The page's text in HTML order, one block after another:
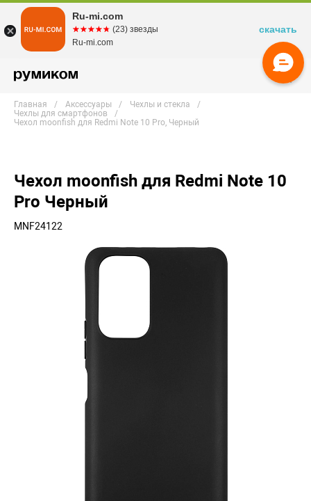
Главная Аксессуары
Чехлы и стекла
Чехлы для смартфонов
Чехол moonfish для Redmi Note 10 Pro, Черный
Чехол moonfish для Redmi Note 10
Pro Черный
MNF24122
Ru-mi.com
☆☆☆☆☆
★★★★★ (23) звезды
Ru-mi.com
скачать